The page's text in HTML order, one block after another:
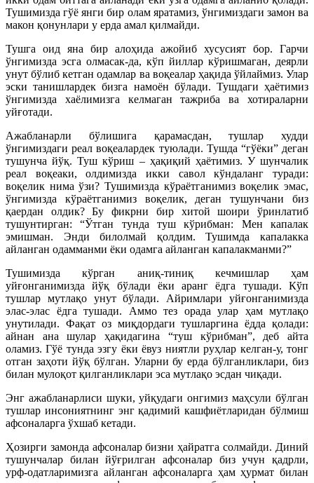
Тушимизда гўё янги бир олам яратамиз, ўнгимиздаги замон ва
макон қонунлари у ерда амал қилмайди.
Тушга оид яна бир алоҳида ажойиб хусусият бор. Гарчи
ўнгимизда эсга олмасак-да, кўп йиллар кўришмаган, деярли
унут бўлиб кетган одамлар ва воқеалар ҳақида ўйлаймиз. Улар
эски танишлардек бизга намоён бўлади. Тушдаги ҳаётимиз
ўнгимизда хаёлимизга келмаган тажриба ва хотираларни
уйғотади.
Ажабланарли бўлишига қарамасдан, тушлар худди
ўнгимиздаги реал воқеалардек туюлади. Тушда “гўёки” деган
тушунча йўқ. Туш кўриш – ҳақиқий ҳаётимиз. У шунчалик
реал воқеаки, олдимизда икки савол кўндаланг туради:
воқелик нима ўзи? Тушимизда кўраётганимиз воқелик эмас,
ўнгимизда кўраётганимиз воқелик, деган тушунчани биз
қаердан олдик? Бу фикрни бир хитой шоири ўринлатиб
тушунтирган: “Ўтган тунда туш кўрибман: Мен капалак
эмишман. Энди билолмай қолдим. Тушимда капалакка
айланган одамманми ёки одамга айланган капалакманми?”
Тушимизда кўрган аниқ-тиниқ кечмишлар ҳам
уйғонганимизда йўқ бўлади ёки аранг ёдга тушади. Кўп
тушлар мутлақо унут бўлади. Айримлари уйғонганимизда
элас-элас ёдга тушади. Аммо тез орада улар ҳам мутлақо
унутилади. Фақат оз миқдордаги тушларгина ёдда қолади:
айнан ана шулар ҳақидагина “туш кўрибман”, деб айта
оламиз. Гўё тунда эзгу ёки ёвуз ниятли руҳлар келган-у, тонг
отган заҳоти йўқ бўлган. Уларни бу ерда бўлганликлари, биз
билан мулоқот қилганликлари эса мутлақо эсдан чиқади.
Энг ажабланарлиси шуки, уйқудаги онгимиз маҳсули бўлган
тушлар инсониятнинг энг қадимий кашфиётларидан бўлмиш
афсоналарга ўхшаб кетади.
Ҳозирги замонда афсоналар бизни ҳайратга солмайди. Диний
тушунчалар билан йўғрилган афсоналар биз учун қадрли,
урф-одатларимизга айланган афсоналарга ҳам ҳурмат билан